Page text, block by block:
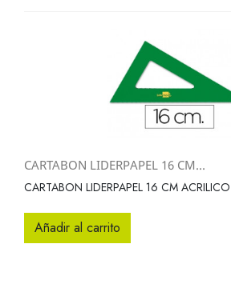
CARTABON LIDERPAPEL 16 CM...
CARTABON LIDERPAPEL 16 CM
Añadir al carrito